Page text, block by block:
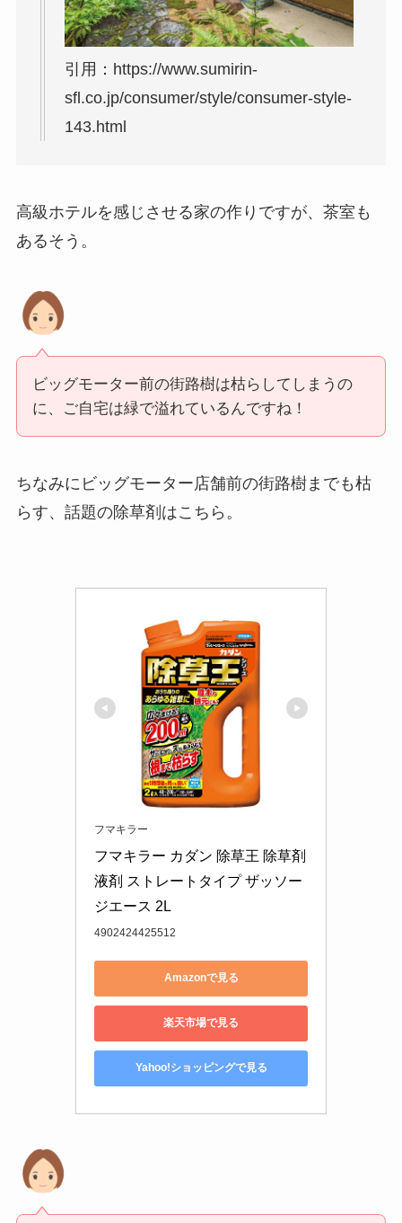
引用：https://www.sumirin-
sfl.co.jp/consumer/style/consumer-style-
143.html
高級ホテルを感じさせる家の作りですが、茶室も
あるそう。
ビッグモーター前の街路樹は枯らしてしまうの
に、ご自宅は緑で溢れているんですね！
ちなみにビッグモーター店舗前の街路樹までも枯
らす、話題の除草剤はこちら。
フマキラー
フマキラー カダン 除草王 除草剤
液剤 ストレートタイプ ザッソー
ジエース 2L
4902424425512
Amazonで見る
楽天市場で見る
Yahoo!ショッピングで見る